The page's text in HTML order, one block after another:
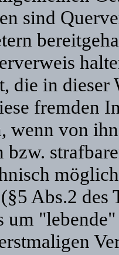
sind
die in dieser
fremden
wenn von
bzw.
Abs.2
um